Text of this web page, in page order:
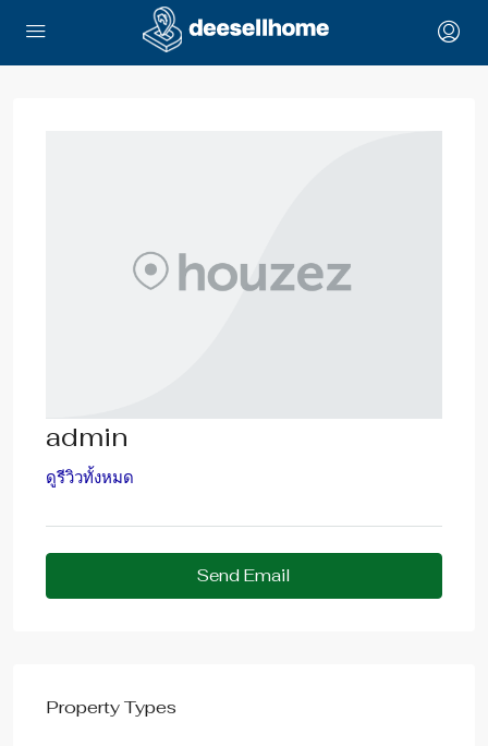
admin
ดูรีวิวทั้งหมด
Send Email
PropertyTypes